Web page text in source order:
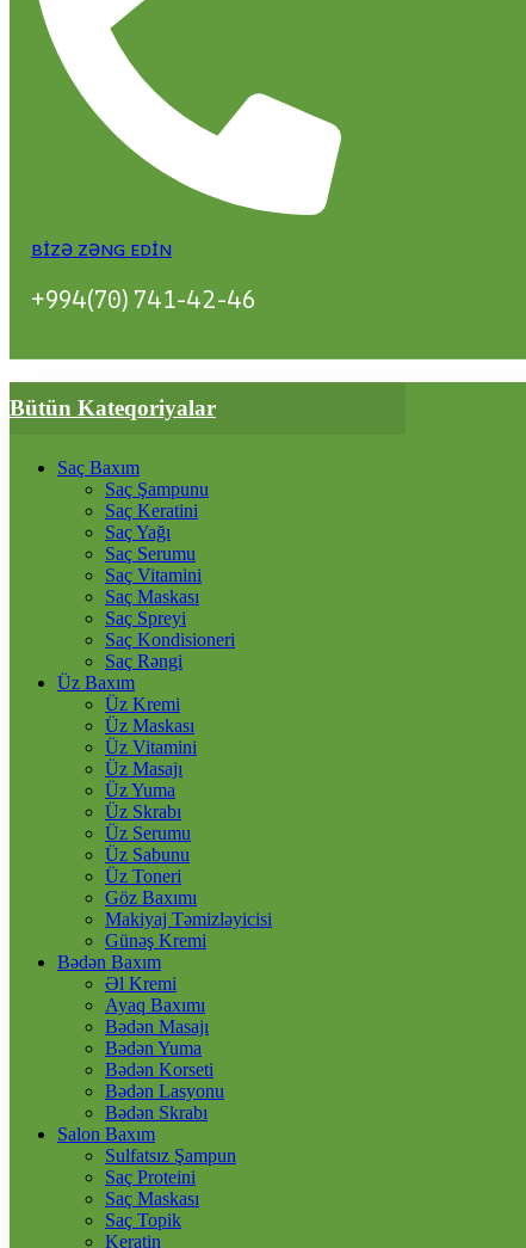
BIZƏ ZƏNG EDIN
+994(70) 741-42-46
Bütün Kateqoriyalar
Saç Baxım
Saç Şampunu
Saç Keratini
Saç Yağı
Saç Serumu
Saç Vitamini
Saç Maskası
Saç Spreyi
Saç Kondisioneri
Saç Rəngi
Üz Baxım
Üz Kremi
Üz Maskası
Üz Vitamini
Üz Masajı
Üz Yuma
Üz Skrabı
Üz Serumu
Üz Sabunu
Üz Toneri
Göz Baxımı
Makiyaj Təmizləyicisi
Günəş Kremi
Bədən Baxım
Əl Kremi
Ayaq Baxımı
Bədən Masajı
Bədən Yuma
Bədən Korseti
Bədən Lasyonu
Bədən Skrabı
Salon Baxım
Sulfatsız Şampun
Saç Proteini
Saç Maskası
Saç Topik
Keratin